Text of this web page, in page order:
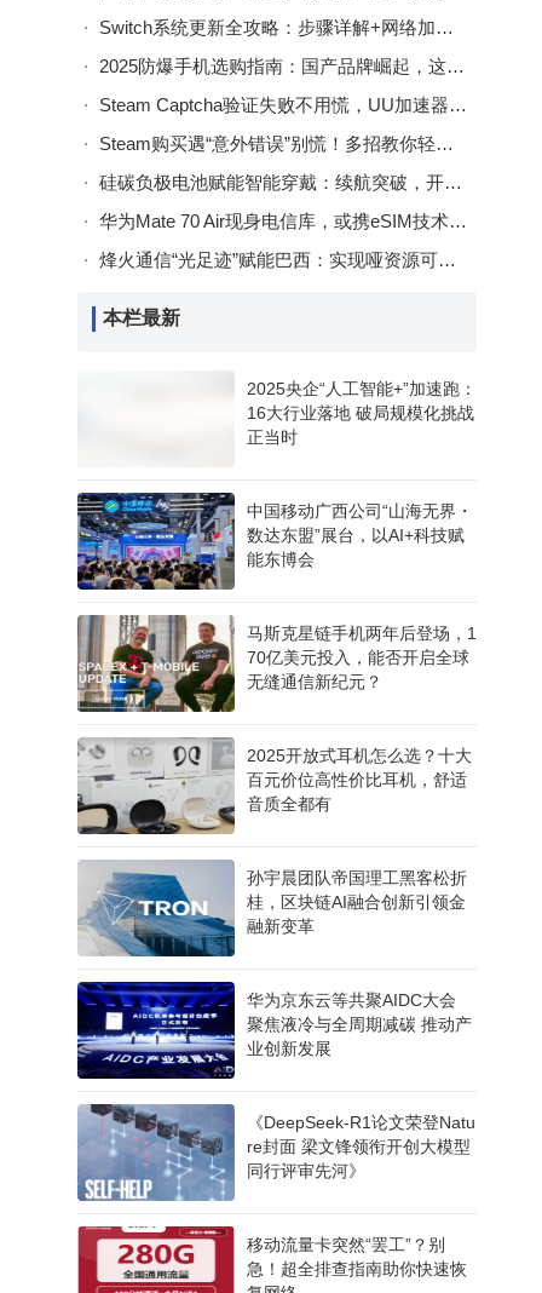
Switch系统更新全攻略：步骤详解+网络加速神器UU加速棒助力
2025防爆手机选购指南：国产品牌崛起，这些品牌功能与性价比兼备
Steam Captcha验证失败不用慌，UU加速器助力轻松破解登录难题
Steam购买遇“意外错误”别慌！多招教你轻松化解购买难题
硅碳负极电池赋能智能穿戴：续航突破，开启全天候健康监测新篇章
华为Mate 70 Air现身电信库，或携eSIM技术加入竞争与苹果同赛道角逐
烽火通信“光足迹”赋能巴西：实现哑资源可视管理，推动光纤网络绿色数智升级
本栏最新
2025央企“人工智能+”加速跑：
16大行业落地 破局规模化挑战
正当时
中国移动广西公司“山海无界・
数达东盟”展台，以AI+科技赋
能东博会
马斯克星链手机两年后登场，1
70亿美元投入，能否开启全球
无缝通信新纪元？
2025开放式耳机怎么选？十大
百元价位高性价比耳机，舒适
音质全都有
孙宇晨团队帝国理工黑客松折
桂，区块链AI融合创新引领金
融新变革
​华为京东云等共聚AIDC大会
聚焦液冷与全周期减碳 推动产
业创新发展​
《DeepSeek-R1论文荣登Natu
re封面 梁文锋领衔开创大模型
同行评审先河》
移动流量卡突然“罢工”？别
急！超全排查指南助你快速恢